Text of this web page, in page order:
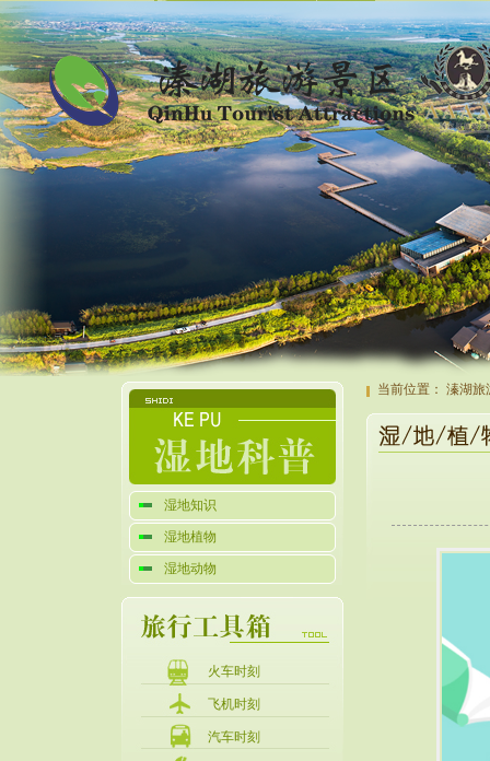
湿地知识
湿地植物
湿地动物
火车时刻
飞机时刻
汽车时刻
当前位置： 溱湖旅